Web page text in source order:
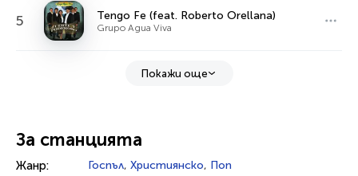
5 Tengo Fe (feat. Roberto Orellana)
Grupo Agua Viva
Покажи още
За станцията
Жанр: Госпъл, Християнско, Поп